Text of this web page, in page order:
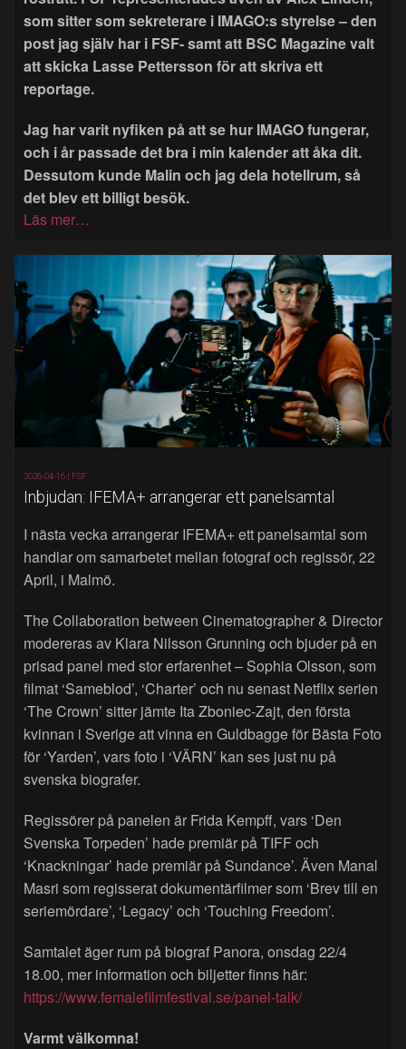
som sitter som sekreterare i IMAGO:s styrelse – den
post jag själv har i FSF- samt att BSC Magazine valt
att skicka Lasse Pettersson för att skriva ett
reportage.
Jag har varit nyfiken på att se hur IMAGO fungerar,
och i år passade det bra i min kalender att åka dit.
Dessutom kunde Malin och jag dela hotellrum, så
det blev ett billigt besök.
Läs mer…
2026-04-16 | FSF
Inbjudan: IFEMA+ arrangerar ett panelsamtal
I nästa vecka arrangerar IFEMA+ ett panelsamtal som
handlar om samarbetet mellan fotograf och regissör, 22
April, i Malmö.
The Collaboration between Cinematographer & Director
modereras av Klara Nilsson Grunning och bjuder på en
prisad panel med stor erfarenhet – Sophia Olsson, som
filmat ‘Sameblod’, ‘Charter’ och nu senast Netflix serien
‘The Crown’ sitter jämte Ita Zboniec-Zajt, den första
kvinnan i Sverige att vinna en Guldbagge för Bästa Foto
för ‘Yarden’, vars foto i ‘VÄRN’ kan ses just nu på
svenska biografer.
Regissörer på panelen är Frida Kempff, vars ‘Den
Svenska Torpeden’ hade premiär på TIFF och
‘Knackningar’ hade premiär på Sundance’. Även Manal
Masri som regisserat dokumentärfilmer som ‘Brev till en
seriemördare’, ‘Legacy’ och ‘Touching Freedom’.
Samtalet äger rum på biograf Panora, onsdag 22/4
18.00, mer information och biljetter finns här:
https://www.femalefilmfestival.se/panel-talk/
Varmt välkomna!